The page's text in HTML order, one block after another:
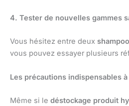
4. Tester de nouvelles gammes
Vous hésitez entre deux
vous pouvez essayer plusieurs
Les précautions indispensables
Même si le déstockage produit